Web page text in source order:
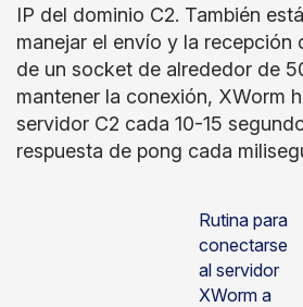
IP del dominio C2. También
manejar el envío y la recepción
de un socket de alrededor de
mantener la conexión, XWorm
servidor C2 cada 10-15
respuesta de pong cada
Rutina para
conectarse
al servidor
XWorm a